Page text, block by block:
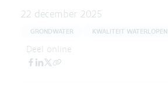
22 december 2025
GRONDWATER KWALITEIT WATERLOPEN
Deel online